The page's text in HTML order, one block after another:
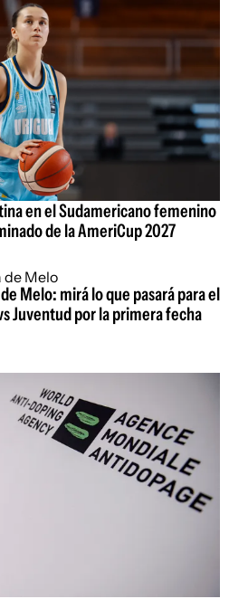
en el Sudamericano femenino
de la AmeriCup 2027
Melo: mirá lo que pasará para el
Juventud por la primera fecha